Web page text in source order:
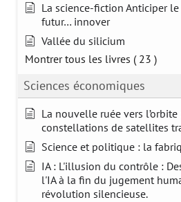
La science-fiction Anticiper
futur… innover
Vallée du silicium
Montrer tous les livres ( 23 )
Sciences économiques
La nouvelle ruée vers
constellations de satellites
Science et politique : la
IA : L'illusion du contrôle :
l'IA à la fin du jugement
révolution silencieuse.